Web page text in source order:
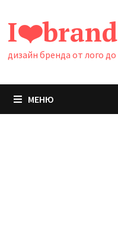
содержимому
I❤️brand
дизайн бренда от лого
МЕНЮ